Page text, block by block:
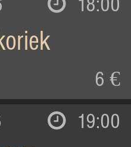
18:00
6 €
19:00